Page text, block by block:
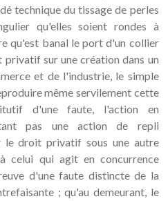
technique du tissage de perles
qu'elles soient rondes à
qu'est banal le port d'un collier
privatif sur une création dans un
et de l'industrie, le simple
même servilement cette
d'une faute, l'action en
pas une action de repli
le droit privatif sous une autre
celui qui agit en concurrence
d'une faute distincte de la
; qu'au demeurant, le